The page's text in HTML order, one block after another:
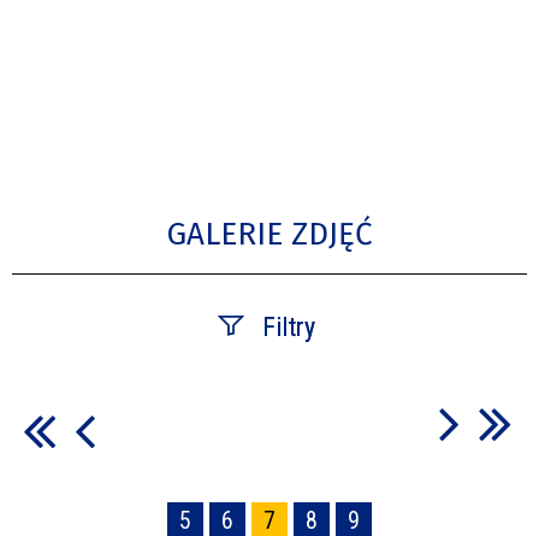
GALERIE ZDJĘĆ
Filtry
5 6 7 8 9